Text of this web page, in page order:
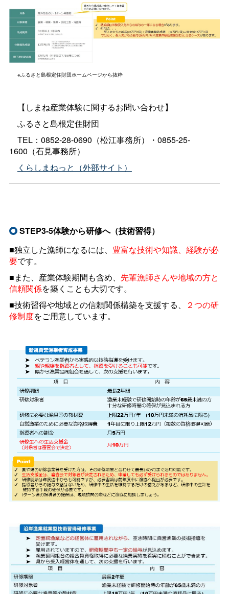
※ふるさと島根定住財団ホームページから抜粋
【しまね産業体験に関するお問い合わせ】
ふるさと島根定住財団
TEL：0852-28-0690（松江事務所）・0855-25-
1600（石見事務所）
くらしまねっと（外部サイト）
STEP3-5体験から研修へ（技術習得）
■独立した漁師になるには、 豊富な技術や知識、経験が必
要です。
■また、産業体験期間も含め、 先輩漁師さんや地域の方と
信頼関係を築くことも大切です。
■技術習得や地域との信頼関係構築を支援する、
２つの研
修制度をご用意しています。